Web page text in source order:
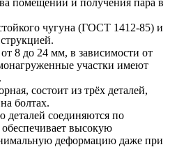
чугуна (ГОСТ 1412-85) и
8 до 24 мм, в зависимости от
участки имеют
состоит из трёх деталей,
болтах.
соединяются по
высокую
деформацию даже при